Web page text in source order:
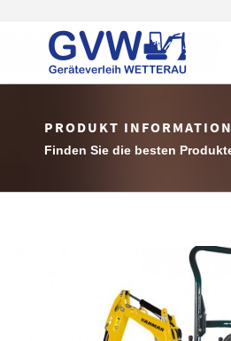
PRODUKT
Finden Sie die besten